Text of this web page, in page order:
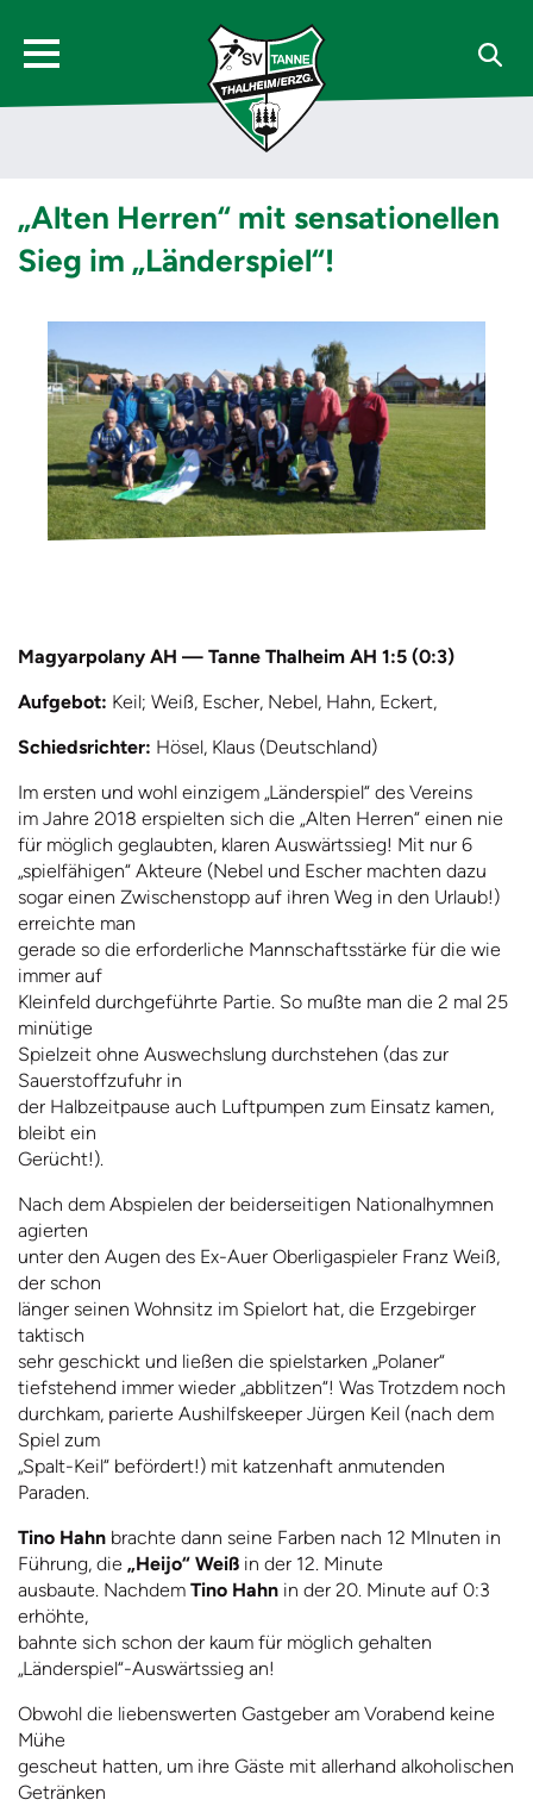
„Alten Herren“ mit sensationellen
Sieg im „Länderspiel“!
Magyarpolany AH — Tanne Thalheim AH 1:5 (0:3)
Aufgebot: Keil; Weiß, Escher, Nebel, Hahn, Eckert,
Schiedsrichter: Hösel, Klaus (Deutschland)
Im ersten und wohl einzigem „Länderspiel“ des Vereins
im Jahre 2018 erspielten sich die „Alten Herren“ einen nie
für möglich geglaubten, klaren Auswärtssieg! Mit nur 6
„spielfähigen“ Akteure (Nebel und Escher machten dazu
sogar einen Zwischenstopp auf ihren Weg in den Urlaub!)
erreichte man
gerade so die erforderliche Mannschaftsstärke für die wie
immer auf
Kleinfeld durchgeführte Partie. So mußte man die 2 mal 25
minütige
Spielzeit ohne Auswechslung durchstehen (das zur
Sauerstoffzufuhr in
der Halbzeitpause auch Luftpumpen zum Einsatz kamen,
bleibt ein
Gerücht!).
Nach dem Abspielen der beiderseitigen Nationalhymnen
agierten
unter den Augen des Ex-Auer Oberligaspieler Franz Weiß,
der schon
länger seinen Wohnsitz im Spielort hat, die Erzgebirger
taktisch
sehr geschickt und ließen die spielstarken „Polaner“
tiefstehend immer wieder „abblitzen“! Was Trotzdem noch
durchkam, parierte Aushilfskeeper Jürgen Keil (nach dem
Spiel zum
„Spalt-Keil“ befördert!) mit katzenhaft anmutenden
Paraden.
Tino Hahn brachte dann seine Farben nach 12 MInuten in
Führung, die „Heijo“ Weiß in der 12. Minute
ausbaute. Nachdem Tino Hahn in der 20. Minute auf 0:3
erhöhte,
bahnte sich schon der kaum für möglich gehalten
„Länderspiel“-Auswärtssieg an!
Obwohl die liebenswerten Gastgeber am Vorabend keine
Mühe
gescheut hatten, um ihre Gäste mit allerhand alkoholischen
Getränken